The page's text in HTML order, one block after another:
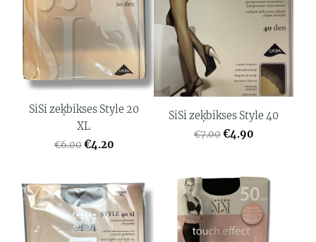
SiSi zeķbikses Style 20
XL
€6.00€4.20
SiSi zeķbikses Style 40
€7.00€4.90